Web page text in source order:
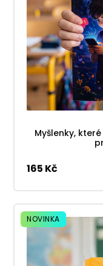
Myšlenky,
165 Kč
NOVINKA